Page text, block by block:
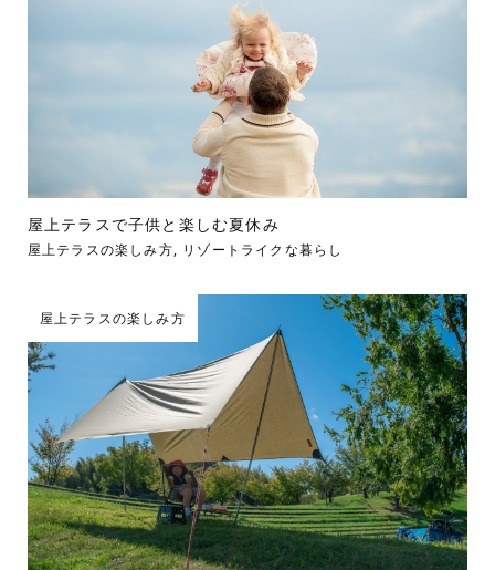
屋上テラスで子供と楽しむ夏休み
屋上テラスの楽しみ方, リゾートライクな暮らし
屋上テラスの楽しみ方